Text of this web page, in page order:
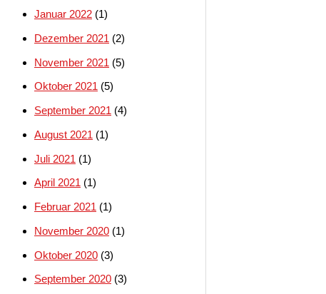
Januar 2022 (1)
Dezember 2021 (2)
November 2021 (5)
Oktober 2021 (5)
September 2021 (4)
August 2021 (1)
Juli 2021 (1)
April 2021 (1)
Februar 2021 (1)
November 2020 (1)
Oktober 2020 (3)
September 2020 (3)